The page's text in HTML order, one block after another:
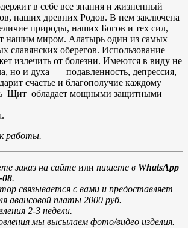
в себе все знания и жизненный
наших древних Родов. В нем заключена
природы, наших Богов и тех сил,
нашим миром. Алатырь один из самых
славянских оберегов. Использование
излечить от болезни. Имеются в виду не
но и духа — подавленность, депрессия,
счастье и благополучие каждому
Щит обладает мощными защитными
работы.
заказ на сайте или пишете в WhatsApp
08.
связывается с вами и предоставляет
авансовой платы 2000 руб.
2-3 недели.
мы высылаем фото/видео изделия.